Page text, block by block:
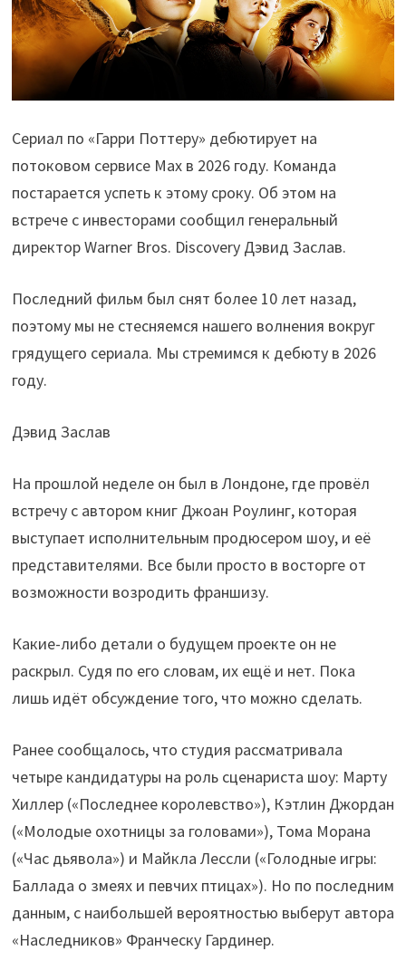
Сериал по «Гарри Поттеру» дебютирует на
потоковом сервисе Max в 2026 году. Команда
постарается успеть к этому сроку. Об этом на
встрече с инвесторами сообщил генеральный
директор Warner Bros. Discovery Дэвид Заслав.
Последний фильм был снят более 10 лет назад,
поэтому мы не стесняемся нашего волнения вокруг
грядущего сериала. Мы стремимся к дебюту в 2026
году.
Дэвид Заслав
На прошлой неделе он был в Лондоне, где провёл
встречу с автором книг Джоан Роулинг, которая
выступает исполнительным продюсером шоу, и её
представителями. Все были просто в восторге от
возможности возродить франшизу.
Какие-либо детали о будущем проекте он не
раскрыл. Судя по его словам, их ещё и нет. Пока
лишь идёт обсуждение того, что можно сделать.
Ранее сообщалось, что студия рассматривала
четыре кандидатуры на роль сценариста шоу: Марту
Хиллер («Последнее королевство»), Кэтлин Джордан
(«Молодые охотницы за головами»), Тома Морана
(«Час дьявола») и Майкла Лессли («Голодные игры:
Баллада о змеях и певчих птицах»). Но по последним
данным, с наибольшей вероятностью выберут автора
«Наследников» Франческу Гардинер.